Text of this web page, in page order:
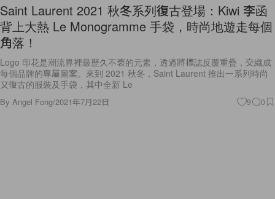
Saint Laurent 2021 秋冬系列復古登場：Kiwi 李函
背上大熱 Le Monogramme 手袋，時尚地遊走每個
角落！
Logo 印花是潮流界裡最歷久不衰的元素，透過將標誌反覆重疊，交織成
每個品牌的專屬圖案。來到 2021 秋冬，Saint Laurent 推出一系列時尚
又復古的服裝及手袋，其中全新 Le
By Angel Fong/2021年7月22日 9 0